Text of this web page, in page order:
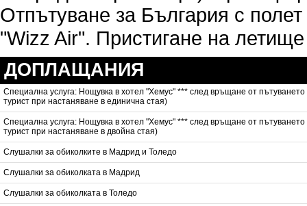
Отпътуване за България с
"Wizz Air". Пристигане на
ДОПЛАЩАНИЯ
Специална услуга: Нощувка в хотел "Хемус" *** след връщане от
турист при настаняване в единична стая)
Специална услуга: Нощувка в хотел "Хемус" *** след връщане от
турист при настаняване в двойна стая)
Слушалки за обиколките в Мадрид и Толедо
Слушалки за обиколката в Мадрид
Слушалки за обиколката в Толедо